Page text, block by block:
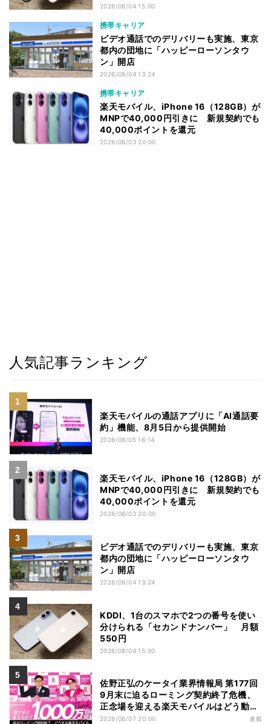
2026/08/04 15:00
携帯キャリア
ビデオ通話でのデリバリーも実施、東京
都内の団地に「ハッピーローソンタウ
ン」開店
2026/08/04 13:24
携帯キャリア
楽天モバイル、iPhone 16（128GB）が
MNPで40,000円引きに 新規契約でも
40,000ポイントを還元
2026/08/03 20:00
人気記事ランキング
楽天モバイルの通話アプリに「AI通話要
約」機能、8月5日から提供開始
2026/08/05 18:14
楽天モバイル、iPhone 16（128GB）が
MNPで40,000円引きに 新規契約でも
40,000ポイントを還元
2026/08/03 20:00
ビデオ通話でのデリバリーも実施、東京
都内の団地に「ハッピーローソンタウ
ン」開店
2026/08/04 13:24
KDDI、1台のスマホで2つの番号を使い
分けられる「セカンドナンバー」 月額
550円
2026/08/04 15:00
佐野正弘のケータイ業界情報局 第177回
9月末に迫るローミング契約終了危機、
正念場を迎える楽天モバイルはどう動
く？
2026/06/07 20:00 連載